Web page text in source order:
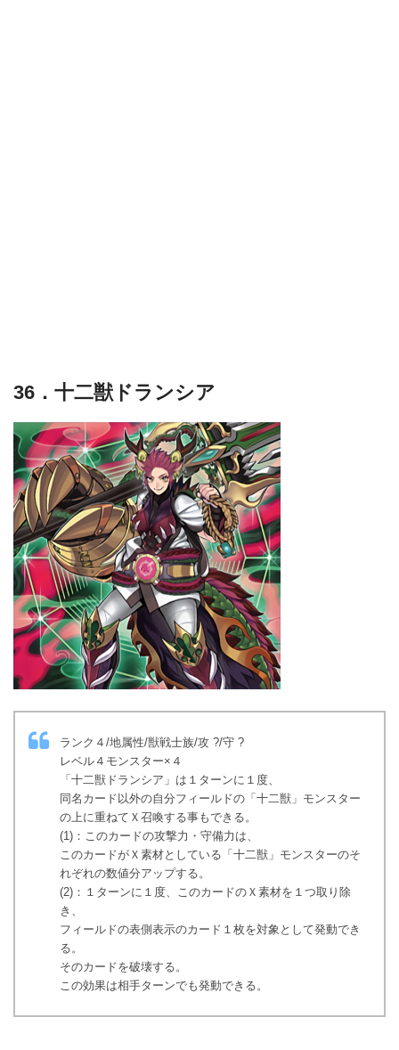
36．十二獣ドランシア
ランク４/地属性/獣戦士族/攻 ?/守 ?
レベル４モンスター×４
「十二獣ドランシア」は１ターンに１度、
同名カード以外の自分フィールドの「十二獣」モンスター
の上に重ねてＸ召喚する事もできる。
(1)：このカードの攻撃力・守備力は、
このカードがＸ素材としている「十二獣」モンスターのそ
れぞれの数値分アップする。
(2)：１ターンに１度、このカードのＸ素材を１つ取り除
き、
フィールドの表側表示のカード１枚を対象として発動でき
る。
そのカードを破壊する。
この効果は相手ターンでも発動できる。